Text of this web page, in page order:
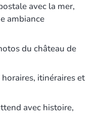
avec la mer,
ambiance
du château de
itinéraires et
avec histoire,